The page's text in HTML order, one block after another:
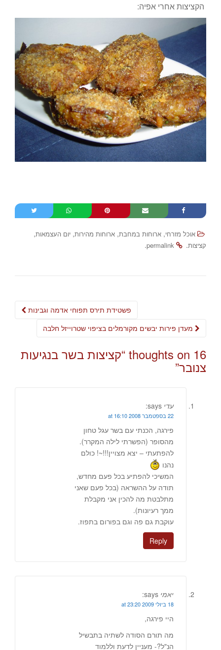
הקציצות אחרי אפיה:
אוכל מזרחי, ארוחות במחבת, ארוחות מהירות, יום העצמאות,
קציצות.
permalink
.
Post
navigation
פשטידת תירס תפוחי אדמה וגבינות
16 thoughts on “ קציצות בשר בנגיעות
צנובר”
עדי says:
22 בספטמבר 2008 at 16:10
פירגה, הכנתי עם בשר עגל טחון
מהסופר (הפשרתי לילה המקרר).
להפתעתי – יצא מצויין!!!~! כולם
נהנו
המשיכי להפתיע בכל פעם מחדש,
תודה על ההשראה (בכל פעם שאני
מתלבטת מה להכין אני מקבלת
ממך רעיונות).
עוקבת גם פה וגם בפורום בתפוז.
Reply
יאמי says:
18 ביולי 2009 at 23:20
היי פירגה,
מה תורם הסודה לשתיה בתבשיל
הנ"ל?- מעניין לדעת וללמוד